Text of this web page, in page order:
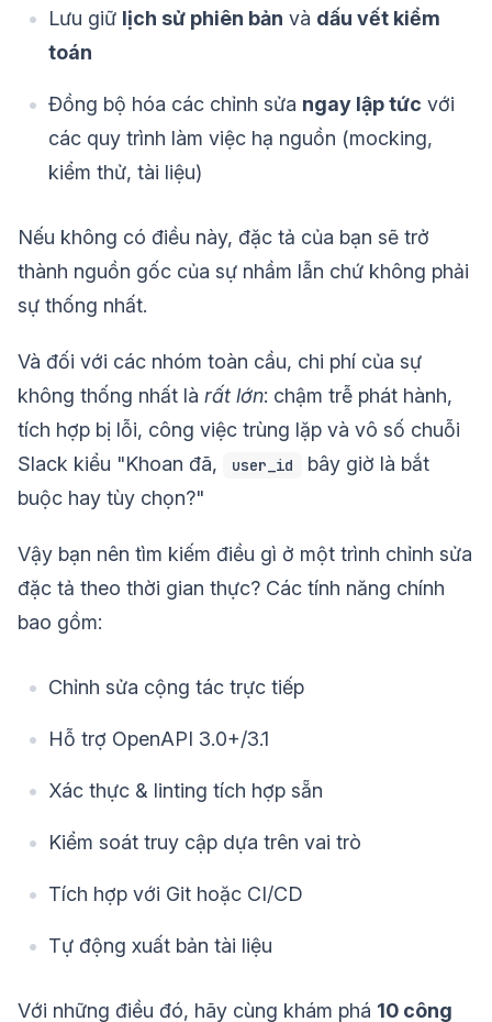
Lưu giữ lịch sử phiên bản và dấu vết kiểm
toán
Đồng bộ hóa các chỉnh sửa ngay lập tức với
các quy trình làm việc hạ nguồn (mocking,
kiểm thử, tài liệu)
Nếu không có điều này, đặc tả của bạn sẽ trở
thành nguồn gốc của sự nhầm lẫn chứ không phải
sự thống nhất.
Và đối với các nhóm toàn cầu, chi phí của sự
không thống nhất là rất lớn: chậm trễ phát hành,
tích hợp bị lỗi, công việc trùng lặp và vô số chuỗi
Slack kiểu "Khoan đã,
user_id
bây giờ là bắt
buộc hay tùy chọn?"
Vậy bạn nên tìm kiếm điều gì ở một trình chỉnh sửa
đặc tả theo thời gian thực? Các tính năng chính
bao gồm:
Chỉnh sửa cộng tác trực tiếp
Hỗ trợ OpenAPI 3.0+/3.1
Xác thực & linting tích hợp sẵn
Kiểm soát truy cập dựa trên vai trò
Tích hợp với Git hoặc CI/CD
Tự động xuất bản tài liệu
Với những điều đó, hãy cùng khám phá 10 công